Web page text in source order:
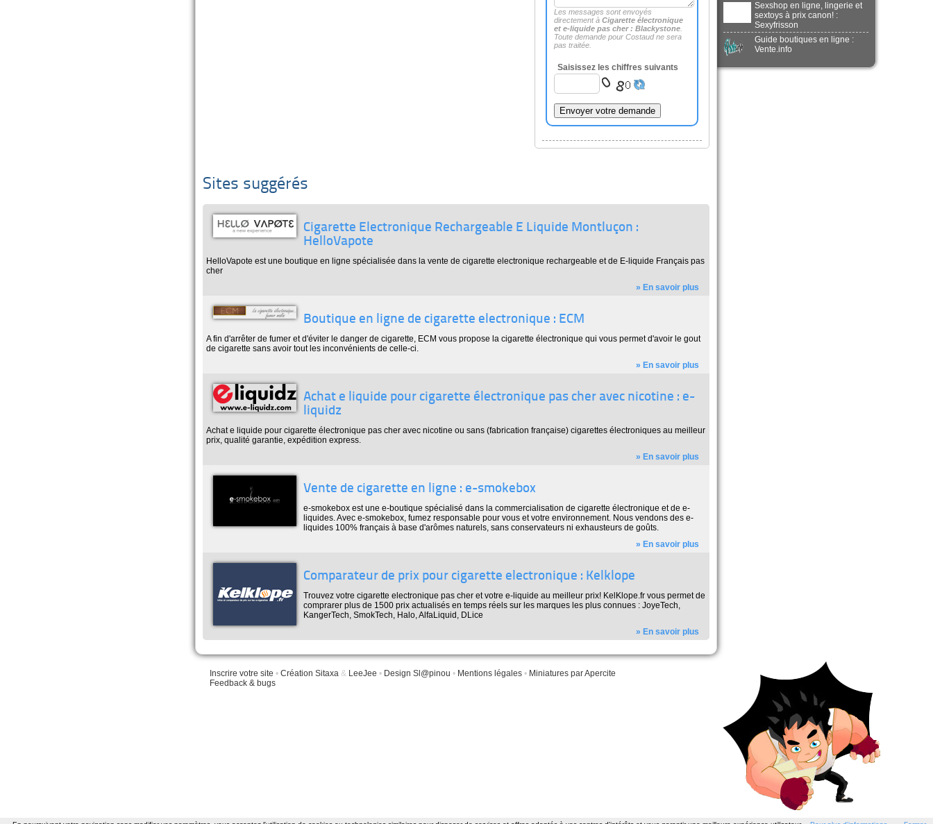
Les messages sont envoyés
directement à Cigarette électronique
et e-liquide pas cher : Blackystone
Toute demande pour Costaud ne sera
pas traitée.
Saisissez les chiffres suivants
Sites suggérés
Cigarette Electronique Rechargeable E Liquide Montluçon :
HelloVapote
HelloVapote est une boutique en ligne spécialisée dans la vente de cigarette electronique rechargeable et de E-liquide Français pas
cher
» En savoir plus
Boutique en ligne de cigarette electronique : ECM
A fin d'arrêter de fumer et d'éviter le danger de cigarette, ECM vous propose la cigarette électronique qui vous permet d'avoir le gout
de cigarette sans avoir tout les inconvénients de celle-ci.
» En savoir plus
Achat e liquide pour cigarette électronique pas cher avec nicotine : e-
liquidz
Achat e liquide pour cigarette électronique pas cher avec nicotine ou sans (fabrication française) cigarettes électroniques au meilleur
prix, qualité garantie, expédition express.
» En savoir plus
Vente de cigarette en ligne : e-smokebox
e-smokebox est une e-boutique spécialisé dans la commercialisation de cigarette électronique et de e-
liquides. Avec e-smokebox, fumez responsable pour vous et votre environnement. Nous vendons des e-
liquides 100% français à base d'arômes naturels, sans conservateurs ni exhausteurs de goûts.
» En savoir plus
Comparateur de prix pour cigarette electronique : Kelklope
Trouvez votre cigarette electronique pas cher et votre e-liquide au meilleur prix! KelKlope.fr vous permet de
comprarer plus de 1500 prix actualisés en temps réels sur les marques les plus connues : JoyeTech,
KangerTech, SmokTech, Halo, AlfaLiquid, DLice
» En savoir plus
Sexshop en ligne, lingerie et
sextoys à prix canon! :
Sexyfrisson
Guide boutiques en ligne :
Vente.info
Inscrire votre site • Création Sitaxa & LeeJee • Design Sl@pinou • Mentions légales • Miniatures par Apercite
Feedback & bugs